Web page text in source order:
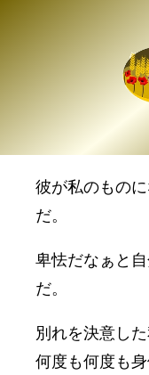
彼が私のもの
だ。
卑怯だなぁと
だ。
別れを決意し
何度も何度も